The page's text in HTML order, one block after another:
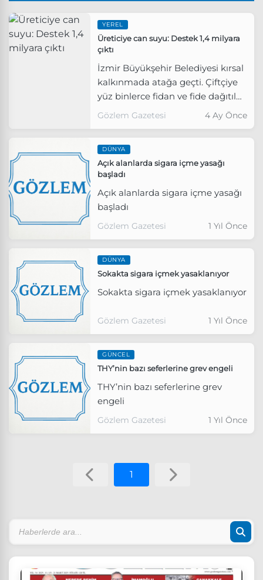
YEREL
Üreticiye can suyu: Destek 1,4 milyara
çıktı
İzmir Büyükşehir Belediyesi kırsal
kalkınmada atağa geçti. Çiftçiye
yüz binlerce fidan ve fide dağıtıldı,
sulama yatırımları yapıldı. İZMAR
Gözlem Gazetesi 4 Ay Önce
DÜNYA
Açık alanlarda sigara içme yasağı
başladı
Açık alanlarda sigara içme yasağı
başladı
Gözlem Gazetesi 1 Yıl Önce
DÜNYA
Sokakta sigara içmek yasaklanıyor
Sokakta sigara içmek yasaklanıyor
Gözlem Gazetesi 1 Yıl Önce
GÜNCEL
THY’nin bazı seferlerine grev engeli
THY’nin bazı seferlerine grev
engeli
Gözlem Gazetesi 1 Yıl Önce
1